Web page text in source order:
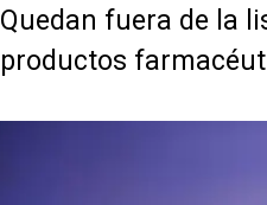
Quedan fuera de la
productos